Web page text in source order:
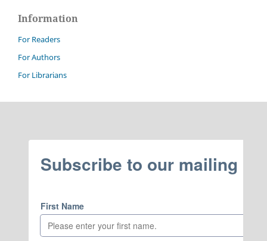
Information
For Readers
For Authors
For Librarians